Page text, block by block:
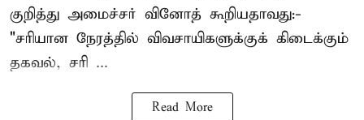
குறித்து அமைச்சர் வினோத் கூறியதாவது:-
"சரியான நேரத்தில் விவசாயிகளுக்குக் கிடைக்கும்
தகவல், சரி ...
Read More